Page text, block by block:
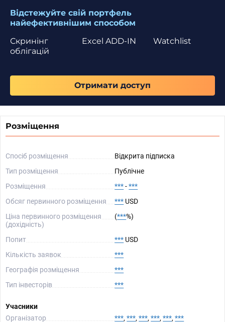
Відстежуйте свій портфель
найефективнішим способом
Скринінг
облігацій
Watchlist
Excel ADD-IN
Отримати доступ
Розміщення
Спосіб розміщення
Відкрита підписка
Тип розміщення
Публічне
Розміщення
***-***
Обсяг первинного розміщення
*** USD
Ціна первинного розміщення
(дохідність)
(***%)
Попит *** USD
Кількість заявок
***
Географія розміщення
***
Тип інвесторів
***
Учасники
Організатор
***, ***, ***, ***, ***, ***